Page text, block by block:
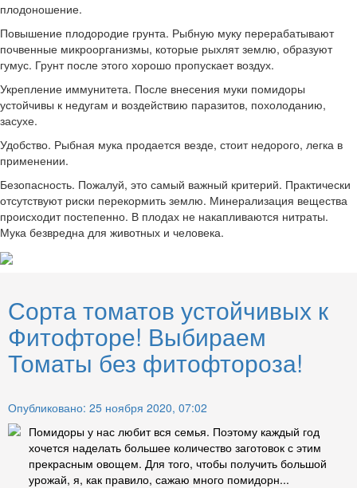
плодоношение.
Повышение плодородие грунта. Рыбную муку перерабатывают
почвенные микроорганизмы, которые рыхлят землю, образуют
гумус. Грунт после этого хорошо пропускает воздух.
Укрепление иммунитета. После внесения муки помидоры
устойчивы к недугам и воздействию паразитов, похолоданию,
засухе.
Удобство. Рыбная мука продается везде, стоит недорого, легка в
применении.
Безопасность. Пожалуй, это самый важный критерий. Практически
отсутствуют риски перекормить землю. Минерализация вещества
происходит постепенно. В плодах не накапливаются нитраты.
Мука безвредна для животных и человека.
Сорта томатов устойчивых к
Фитофторе! Выбираем
Томаты без фитофтороза!
Опубликовано: 25 ноября 2020, 07:02
Помидоры у нас любит вся семья. Поэтому каждый год
хочется наделать большее количество заготовок с этим
прекрасным овощем. Для того, чтобы получить большой
урожай, я, как правило, сажаю много помидорн...